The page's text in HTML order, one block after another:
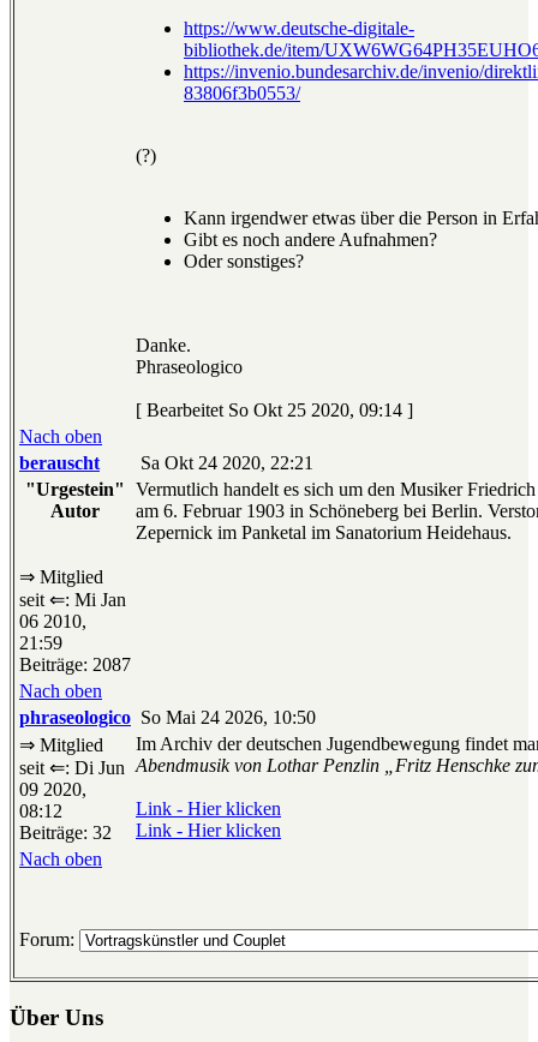
https://www.deutsche-digitale-
bibliothek.de/item/
https://invenio.bundesarchiv.de/invenio/
83806f3b0553/
(?)
Kann irgendwer etwas über die Person in
Gibt es noch andere Aufnahmen?
Oder sonstiges?
Danke.
Phraseologico
[ Bearbeitet So Okt 25 2020, 09:14 ]
Nach oben
berauscht
Sa Okt 24 2020, 22:21
"Urgestein"
Autor
⇒ Mitglied
seit ⇐: Mi Jan
06 2010,
21:59
Beiträge: 2087
Vermutlich handelt es sich um den Musiker
am 6. Februar 1903 in Schöneberg bei Berlin.
Zepernick im Panketal im Sanatorium Heidehaus.
Nach oben
phraseologico So Mai 24 2026, 10:50
⇒ Mitglied
seit ⇐: Di Jun
09 2020,
08:12
Beiträge: 32
Im Archiv der deutschen Jugendbewegung findet
Abendmusik von Lothar Penzlin „Fritz Henschke
Link - Hier klicken
Link - Hier klicken
Nach oben
Forum:
Über Uns